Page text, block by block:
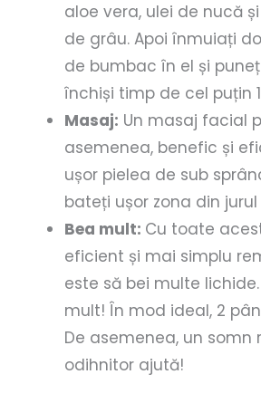
aloe vera, ulei de nucă
de grâu. Apoi înmuiați
de bumbac în el și
închiși timp de cel puțin
Masaj: Un masaj facial
asemenea, benefic și
ușor pielea de sub
bateți ușor zona din
Bea mult: Cu toate
eficient și mai simplu
este să bei multe
mult! În mod ideal, 2
De asemenea, un somn
odihnitor ajută!